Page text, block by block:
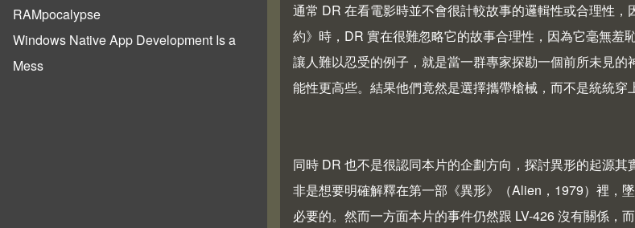
RAMpocalypse
Windows Native App Development Is a
Mess
通常 DR 在看電影時並不會很計較故事的邏輯性或合理性
約》時，DR 實在很難忽略它的故事合理性，因為它毫無
讓人難以忍受的例子，就是當一群專家探勘一個前所未見
能性更高些。結果他們竟然是選擇攜帶槍械，而不是統統穿
同時 DR 也不是很認同本片的企劃方向，探討異形的起源
非是想要明確解釋在第一部《異形》（Alien ，1979）裡，
必要的。然而一方面本片的事件仍然跟 LV-426 沒有關係，